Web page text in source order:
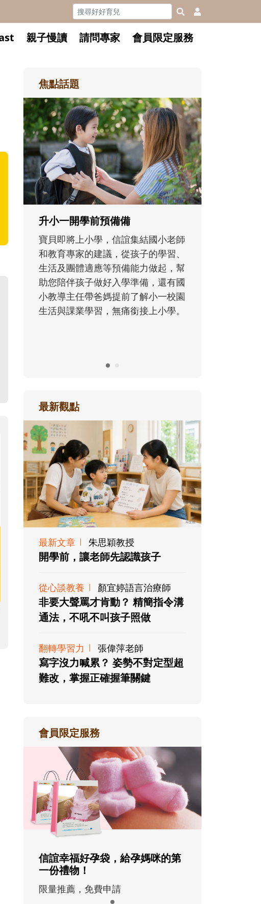
親子慢讀 請問專家 會員限定服務
焦點話題
集結國小老師
孩子的學習、
能力做起，幫
準備，還有國
了解小一校園
銜接上小學。
每到夏天 我要去海邊~ 和孩子玩
「水」消暑趣！
每到夏天，孩子最期待的就是玩水
了！不論在家玩、到泳池練習，或去
海邊踏浪尋寶，都是消暑放電、刺激
五感的好機會。不妨從親水準備和戲
水安全開始，陪孩子玩得開心也安
心，解鎖一個清涼、有趣又能長知識
的暑假吧！
最新觀點
最新文章 朱思穎教授
開學前，讓老師先認識孩子
從心談教養 顏宜婷語言治療師
非要大聲罵才肯動？ 精簡指令溝
通法，不吼不叫孩子照做
翻轉學習力 張偉萍老師
寫字沒力喊累？ 姿勢不對定型超
難改，掌握正確握筆關鍵
會員限定服務
信誼幸福好孕袋，給孕媽咪的第
一份禮物！
限量推薦，免費申請